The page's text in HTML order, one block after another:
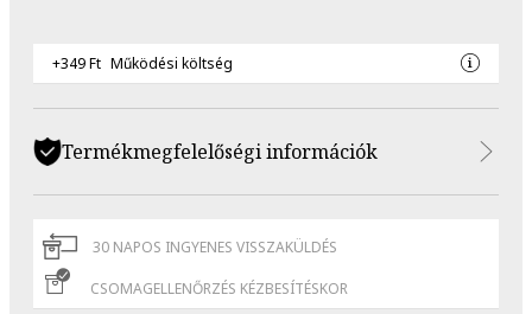
+349 Ft Működési költség
Termékmegfelelőségi információk
30 NAPOS INGYENES VISSZAKÜLDÉS
CSOMAGELLENŐRZÉS KÉZBESÍTÉSKOR